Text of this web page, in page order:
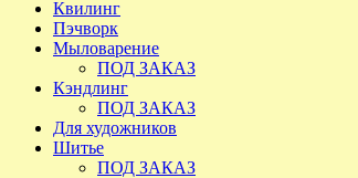
Квилинг
Пэчворк
Мыловарение
ПОД ЗАКАЗ
Кэндлинг
ПОД ЗАКАЗ
Для художников
Шитье
ПОД ЗАКАЗ